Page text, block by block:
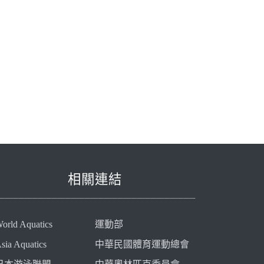
相關連結
Aquatics
Aquatics
運動部
中華民國體育運動總會